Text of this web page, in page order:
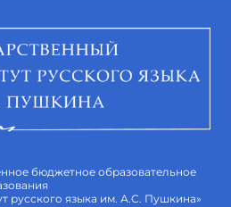
бюджетное образовательное
русского языка им. А.С. Пушкина»